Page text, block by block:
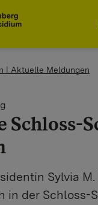
| Aktuelle Meldungen
Schloss-
Sylvia
in der Schloss-